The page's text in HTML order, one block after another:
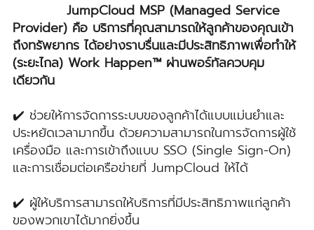
JumpCloud MSP (Managed Service
Provider) คือ บริการที่คุณสามารถให้ลูกค้าของคุณเข้า
ถึงทรัพยากร ได้อย่างราบรื่นและมีประสิทธิภาพเพื่อทำให้
(ระยะไกล) Work Happen™ ผ่านพอร์ทัลควบคุม
เดียวกัน
✔️ ช่วยให้การจัดการระบบของลูกค้าได้แบบแม่นยำและ
ประหยัดเวลามากขึ้น ด้วยความสามารถในการจัดการผู้ใช้
เครื่องมือ และการเข้าถึงแบบ SSO (Single Sign-On)
และการเชื่อมต่อเครือข่ายที่ JumpCloud ให้ได้
✔️ ผู้ให้บริการสามารถให้บริการที่มีประสิทธิภาพแก่ลูกค้า
ของพวกเขาได้มากยิ่งขึ้น